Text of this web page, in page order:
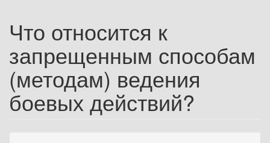
Что относится к
запрещенным способам
(методам) ведения
боевых действий?